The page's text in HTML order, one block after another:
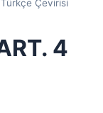
Çevirisi
4